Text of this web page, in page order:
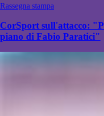
Rassegna stampa
CorSport sull'attacco:
piano di Fabio Paratici"